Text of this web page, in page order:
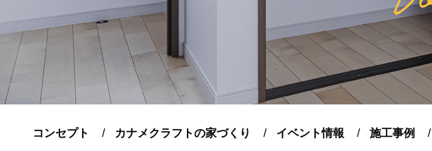
コンセプト カナメクラフトの家づくり イベント情報 施工事例